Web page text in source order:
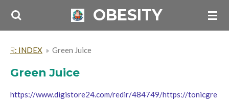
Skip
content
OBESITY
☟: INDEX » Green Juice
Green Juice
https://www.digistore24.com/redir/484749/https://tonicgre